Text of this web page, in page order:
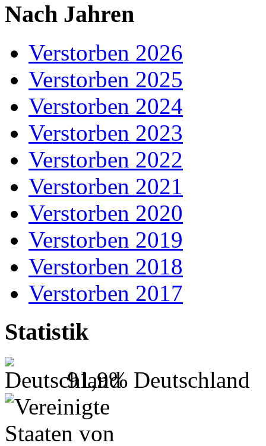
Nach Jahren
Verstorben 2026
Verstorben 2025
Verstorben 2024
Verstorben 2023
Verstorben 2022
Verstorben 2021
Verstorben 2020
Verstorben 2019
Verstorben 2018
Verstorben 2017
Statistik
91,9% Deutschland